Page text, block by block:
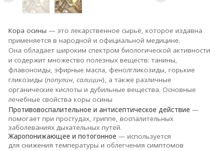
Кора осины — это лекарственное сырьё, которое издавна
применяется в народной и официальной медицине.
Она обладает широким спектром биологической активности
и содержит множество полезных веществ: танины,
флавоноиды, эфирные масла, фенолгликозиды, горькие
гликозиды (популин, салицин), а также различные
органические кислоты и дубильные вещества. Основные
лечебные свойства коры осины
Противовоспалительное и антисептическое действие —
помогает при простудах, гриппе, воспалительных
заболеваниях дыхательных путей.
Жаропонижающее и потогонное — используется
для снижения температуры и облегчения симптомов